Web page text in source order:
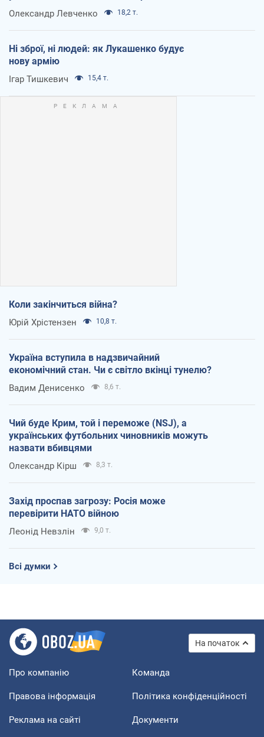
Олександр Левченко 18,2 т.
Ні зброї, ні людей: як Лукашенко будує
нову армію
Ігар Тишкевич 15,4 т.
Коли закінчиться війна?
Юрій Хрістензен 10,8 т.
Україна вступила в надзвичайний
економічний стан. Чи є світло вкінці тунелю?
Вадим Денисенко 8,6 т.
Чий буде Крим, той і переможе (NSJ), а
українських футбольних чиновників можуть
назвати вбивцями
Олександр Кірш 8,3 т.
Захід проспав загрозу: Росія може
перевірити НАТО війною
Леонід Невзлін 9,0 т.
Всі думки
На початок
Про компанію Команда
Правова інформація Політика конфіденційності
Реклама на сайті Документи